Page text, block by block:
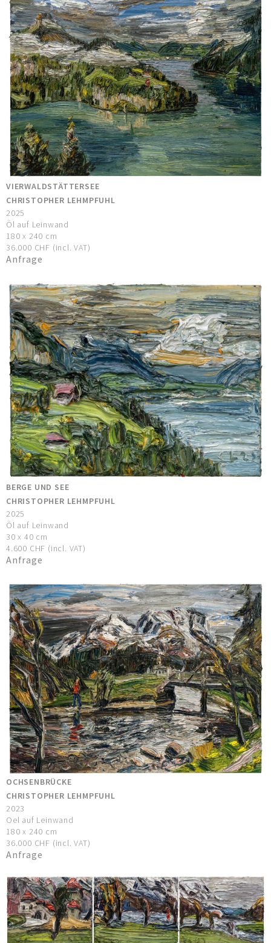
VIERWALDSTÄTTERSEE
CHRISTOPHER LEHMPFUHL
2025
Öl auf Leinwand
180 x 240 cm
36.000 CHF (incl. VAT)
Anfrage
BERGE UND SEE
CHRISTOPHER LEHMPFUHL
2025
Öl auf Leinwand
30 x 40 cm
4.600 CHF (incl. VAT)
Anfrage
OCHSENBRÜCKE
CHRISTOPHER LEHMPFUHL
2023
Oel auf Leinwand
180 x 240 cm
36.000 CHF (incl. VAT)
Anfrage